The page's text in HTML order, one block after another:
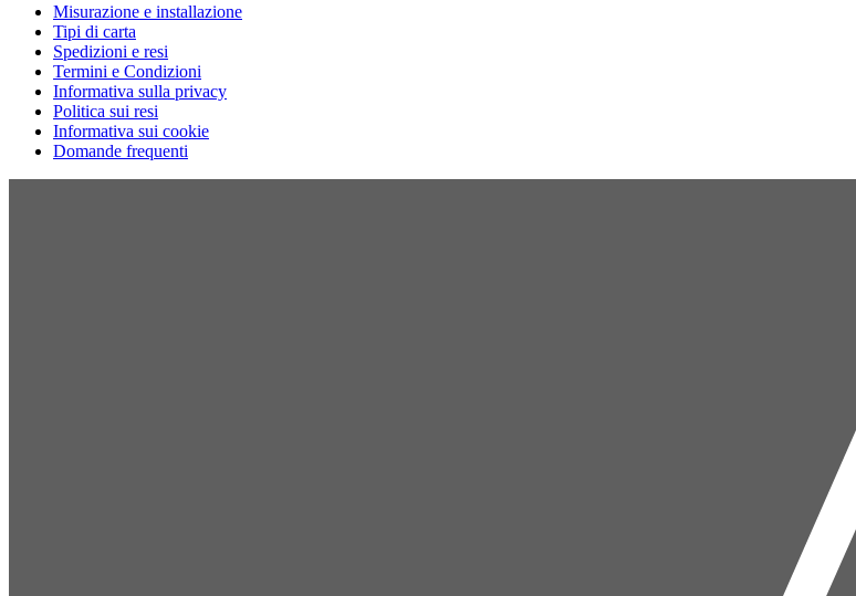
Misurazione e installazione
Tipi di carta
Spedizioni e resi
Termini e Condizioni
Informativa sulla privacy
Politica sui resi
Informativa sui cookie
Domande frequenti